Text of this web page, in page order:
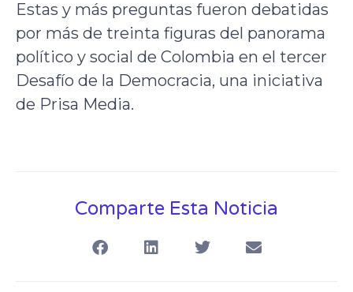
Estas y más preguntas fueron debatidas
por más de treinta figuras del panorama
político y social de Colombia en el tercer
Desafío de la Democracia, una iniciativa
de Prisa Media.
Comparte Esta Noticia